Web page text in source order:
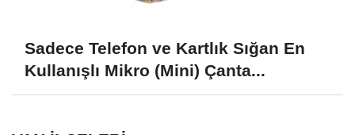
Sadece Telefon ve Kartlık Sığan En
Kullanışlı Mikro (Mini) Çanta...